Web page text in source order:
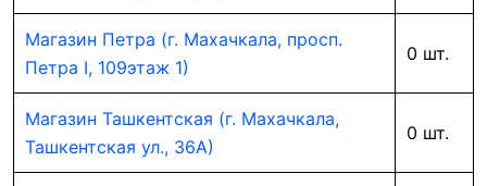
Магазин Петра (г. Махачкала, просп.
Петра I, 109этаж 1)
0 шт.
Магазин Ташкентская (г. Махачкала,
Ташкентская ул., 36А)
0 шт.